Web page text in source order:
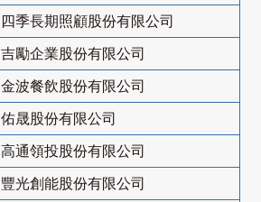
四季長期照顧股份有限公司
吉勵企業股份有限公司
金波餐飲股份有限公司
佑晟股份有限公司
高通領投股份有限公司
豐光創能股份有限公司